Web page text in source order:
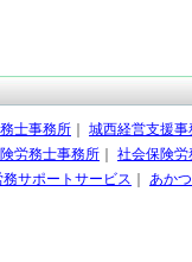
士事務所
城西経営支援事
労務士事務所
社会保険
務サポートサービス あか